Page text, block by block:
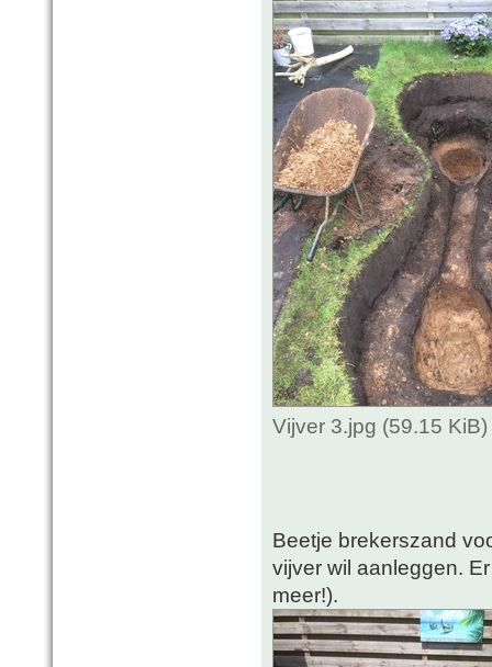
Vijver 3.jpg (59.15
Beetje brekerszand
vijver wil aanleggen.
meer!).